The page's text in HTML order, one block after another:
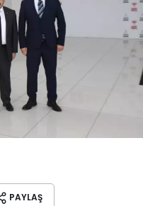
PAYLAŞ